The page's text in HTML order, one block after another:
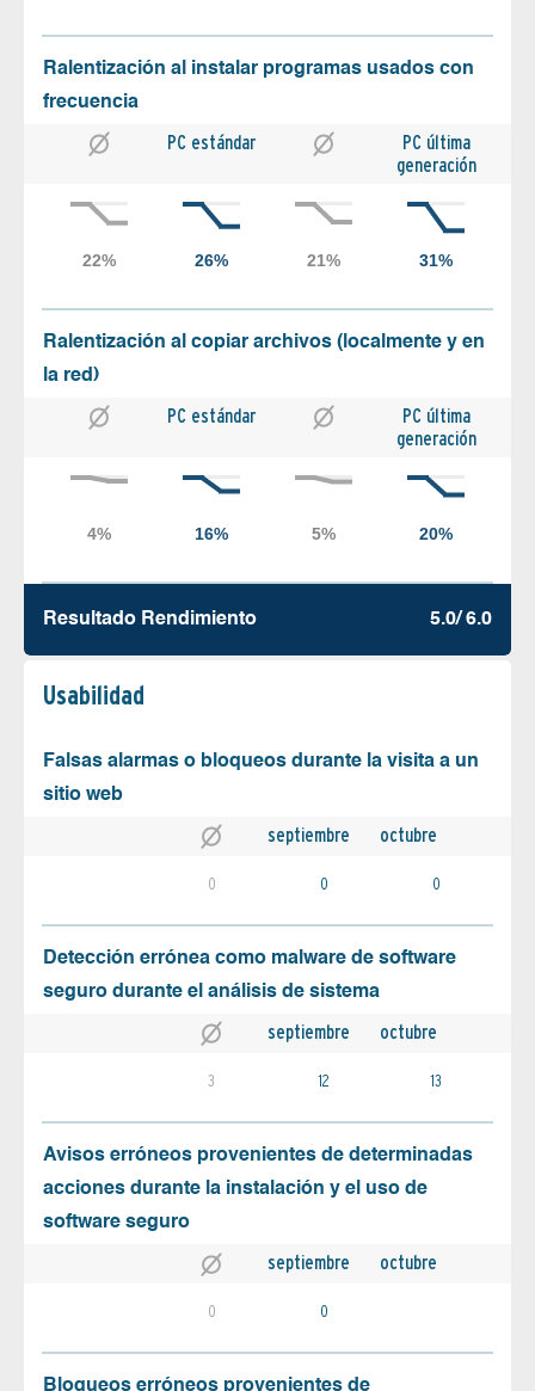
Ralentización al instalar programas usados con
frecuencia
PC estándar
PC última
generación
Ralentización al copiar archivos (localmente y en
la red)
PC estándar
PC última
generación
Resultado Rendimiento 5.0/ 6.0
Usabilidad
Falsas alarmas o bloqueos durante la visita a un
sitio web
septiembre octubre
0 0 0
Detección errónea como malware de software
seguro durante el análisis de sistema
septiembre octubre
3 12 13
Avisos erróneos provenientes de determinadas
acciones durante la instalación y el uso de
software seguro
septiembre octubre
0 0
Bloqueos erróneos provenientes de